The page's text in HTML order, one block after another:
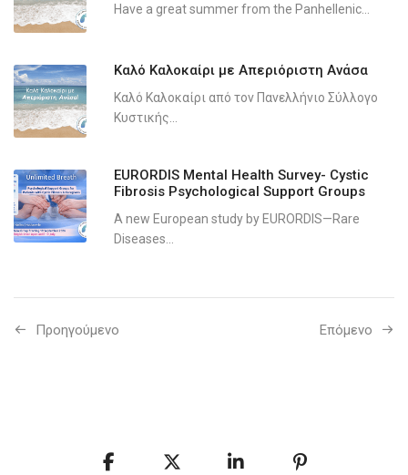
Have a great summer from the Panhellenic...
Καλό Καλοκαίρι με Απεριόριστη Ανάσα
Καλό Καλοκαίρι από τον Πανελλήνιο Σύλλογο
Κυστικής...
EURORDIS Mental Health Survey- Cystic
Fibrosis Psychological Support Groups
A new European study by EURORDIS—Rare
Diseases...
Προηγούμενo Επόμενο